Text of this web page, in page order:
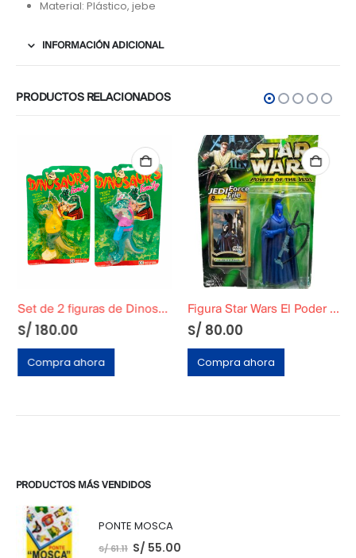
Material: Plástico, jebe
INFORMACIÓN ADICIONAL
PRODUCTOS RELACIONADOS
Set de 2 figuras de Dinosaurio Sellados en Blíster
S/180.00
Compra ahora
Figura Star Wars El Poder de los jedi – Guardia de Coruscant
S/80.00
Compra ahora
PRODUCTOS MÁS VENDIDOS
PONTE MOSCA
S/61.11 S/ 55.00